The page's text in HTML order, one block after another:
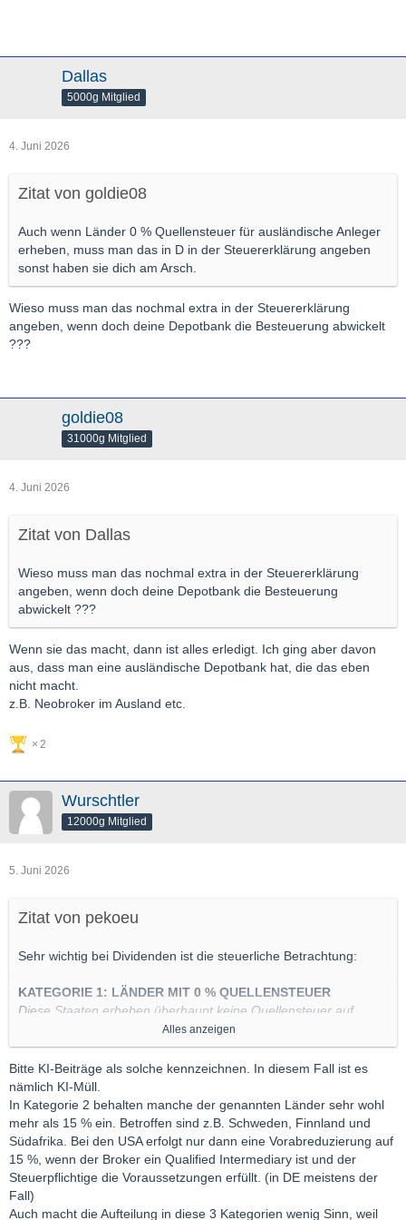
VERRECHNUNG (15 %)
Diese Staaten behalten 15 % Quellensteuer ein. Da dies exakt
(Beispiele: Apple, Microsoft, Realty Income)
Bedingung:Einmalige Bestätigung des W-8BEN-
Formulars bei Depoteröffnung (macht fast jeder
Broker automatisch).
Niederlande(Beispiele: ASML, ING Groep, Ahold
Delhaize)
Japan(Beispiele: Toyota, Sony, Nintendo)
Südafrika
WARNHINWEIS: HIER DROHT BÜROKRATIE (ZUM
VERGLEICH)
Die deutsche Bank verrechnet nur 15 %. Den Rest müssen Sie
Schweiz: 35 % Quellensteuer (20 % müssen aufwendig
Irland : 25 % Quellensteuer (z. B. FBD Holdings –
Vorabbefreiung/Rückforderung nötig)
Frankreich / Spanien / Österreich / Italien
Steuersätze, Rückforderung oft langwierig und teuer.
Dies wird leider bei den "Empfehlungen" der Börsenzeitungen
und -Briefe nicht erwähnt, dass viel Geld in den jeweiligen
solchen Empfehlungen von Dividendenaktien auch immer eine
steuerliche Betrachtung wünschen.
Dallas
5000g Mitglied
4. Juni 2026
Zitat von goldie08
Auch wenn Länder 0 % Quellensteuer für ausländische Anleger
erheben, muss man das in D in der Steuererklärung angeben
sonst haben sie dich am Arsch.
Wieso muss man das nochmal extra in der Steuererklärung
angeben, wenn doch deine Depotbank die Besteuerung abwickelt
???
goldie08
31000g Mitglied
4. Juni 2026
Zitat von Dallas
Wieso muss man das nochmal extra in der Steuererklärung
angeben, wenn doch deine Depotbank die Besteuerung
abwickelt ???
Wenn sie das macht, dann ist alles erledigt. Ich ging aber davon
aus, dass man eine ausländische Depotbank hat, die das eben
nicht macht.
z.B. Neobroker im Ausland etc.
2
Wurschtler
12000g Mitglied
5. Juni 2026
Zitat von pekoeu
Sehr wichtig bei Dividenden ist die steuerliche Betrachtung:
KATEGORIE 1: LÄNDER MIT 0 % QUELLENSTEUER
Diese Staaten erheben überhaupt keine Quellensteuer auf
Dividenden für ausländische Anleger. Die Bruttodividende geht
ohne Abzug im Heimatland an Ihr deutsches Depot.
Großbritannien(Beispiele: Unilever, Shell, BP, HSBC, Rio
Tinto)
Singapur(Beispiele: DBS Bank, Singapore
Telecommunications)
Hongkong(Hinweis: Gilt nur für Firmen mit Sitz in HK,
nicht für Festland-China)
Alles anzeigen
Bitte KI-Beiträge als solche kennzeichnen. In diesem Fall ist es
nämlich KI-Müll.
In Kategorie 2 behalten manche der genannten Länder sehr wohl
mehr als 15 % ein. Betroffen sind z.B. Schweden, Finnland und
Südafrika. Bei den USA erfolgt nur dann eine Vorabreduzierung auf
15 %, wenn der Broker ein Qualified Intermediary ist und der
Steuerpflichtige die Voraussetzungen erfüllt. (in DE meistens der
Fall)
Auch macht die Aufteilung in diese 3 Kategorien wenig Sinn, weil